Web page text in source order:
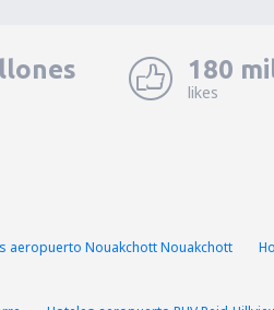
180
likes
aeropuerto Nouakchott Nouakchott